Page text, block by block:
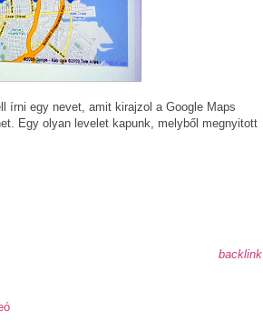
írni egy nevet, amit kirajzol a Google Maps
Egy olyan levelet kapunk, melyből megnyitott
backlink